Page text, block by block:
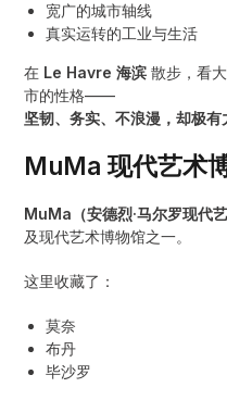
宽广的城市轴线
真实运转的工业与生活
在 Le Havre 海滨 散步，看
市的性格——
坚韧、务实、不浪漫，却极有
MuMa 现代艺术
MuMa（安德烈·马尔罗现代艺
及现代艺术博物馆之一。
这里收藏了：
莫奈
布丹
毕沙罗